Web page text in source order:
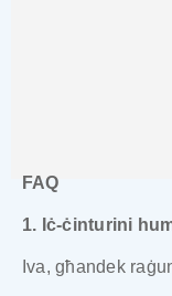
FAQ
1. Iċ-ċinturini
Iva, għandek